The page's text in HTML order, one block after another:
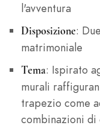
l'avventura
Disposizione:
matrimoniale
Tema: Ispirato
murali
trapezio come
combinazioni